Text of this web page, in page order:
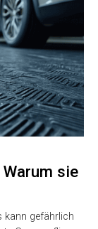
sie
kann gefährlich